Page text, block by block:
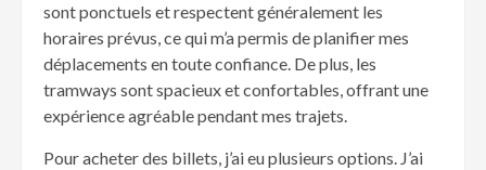
sont ponctuels et respectent généralement les
horaires prévus, ce qui m’a permis de planifier mes
déplacements en toute confiance. De plus, les
tramways sont spacieux et confortables, offrant une
expérience agréable pendant mes trajets.
Pour acheter des billets, j’ai eu plusieurs options. J’ai